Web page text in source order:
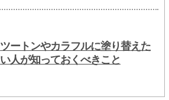
ツートンやカラフルに塗り替えた
い人が知っておくべきこと